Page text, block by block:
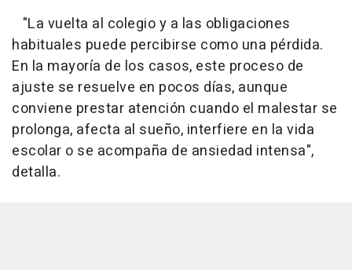
"La vuelta al colegio y a las obligaciones
habituales puede percibirse como una pérdida.
En la mayoría de los casos, este proceso de
ajuste se resuelve en pocos días, aunque
conviene prestar atención cuando el malestar se
prolonga, afecta al sueño, interfiere en la vida
escolar o se acompaña de ansiedad intensa",
detalla.